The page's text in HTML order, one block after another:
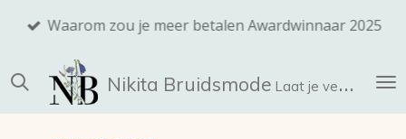
de
hoofdinhoud
Nikita Bruidsmode Laat je verrassen!
Waarom zou je meer betalen Awardwinnaar 2025